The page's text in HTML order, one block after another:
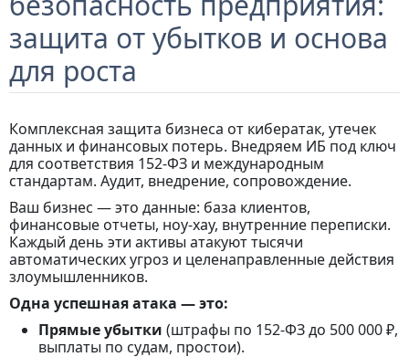
защита от убытков и основа
для роста
Комплексная защита бизнеса от кибератак, утечек
данных и финансовых потерь. Внедряем ИБ под ключ
для соответствия 152-ФЗ и международным
стандартам. Аудит, внедрение, сопровождение.
Ваш бизнес — это данные: база клиентов,
финансовые отчеты, ноу-хау, внутренние переписки.
Каждый день эти активы атакуют тысячи
автоматических угроз и целенаправленные действия
злоумышленников.
Одна успешная атака — это:
Прямые убытки (штрафы по 152-ФЗ до 500 000 ₽,
выплаты по судам, простои).